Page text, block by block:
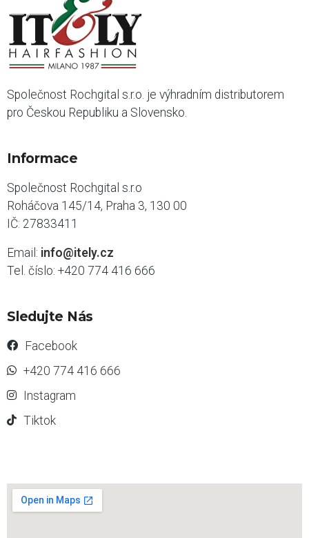
Společnost Rochgital s.r.o. je výhradním distributorem
pro Českou Republiku a Slovensko.
Informace
Společnost Rochgital s.r.o
Roháčova 145/14, Praha 3, 130 00
IČ: 27833411
Email: info@itely.cz
Tel. číslo: +420 774 416 666
Sledujte Nás
Facebook
+420 774 416 666
Instagram
Tiktok